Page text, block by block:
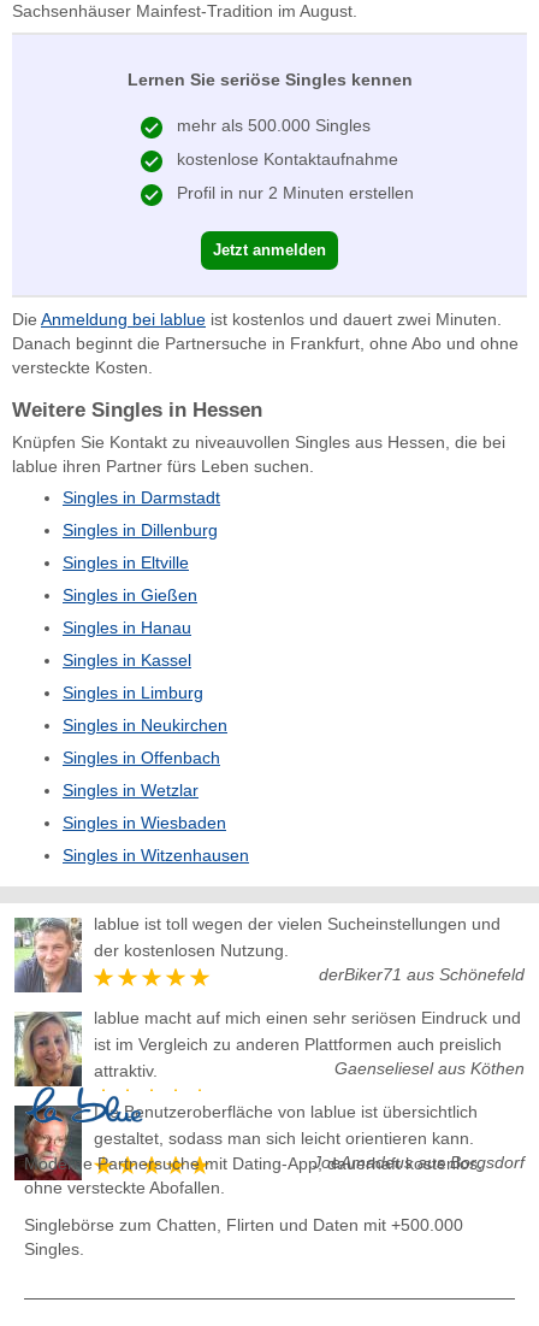
Sachsenhäuser Mainfest-Tradition im August.
Lernen Sie seriöse Singles kennen
mehr als 500.000 Singles
kostenlose Kontaktaufnahme
Profil in nur 2 Minuten erstellen
Jetzt anmelden
Die Anmeldung bei lablue ist kostenlos und dauert zwei Minuten.
Danach beginnt die Partnersuche in Frankfurt, ohne Abo und ohne
versteckte Kosten.
Weitere Singles in Hessen
Knüpfen Sie Kontakt zu niveauvollen Singles aus Hessen, die bei
lablue ihren Partner fürs Leben suchen.
Singles in Darmstadt
Singles in Dillenburg
Singles in Eltville
Singles in Gießen
Singles in Hanau
Singles in Kassel
Singles in Limburg
Singles in Neukirchen
Singles in Offenbach
Singles in Wetzlar
Singles in Wiesbaden
Singles in Witzenhausen
lablue ist toll wegen der vielen Sucheinstellungen und
der kostenlosen Nutzung.
derBiker71 aus Schönefeld
lablue macht auf mich einen sehr seriösen Eindruck und
ist im Vergleich zu anderen Plattformen auch preislich
attraktiv.
Gaenseliesel aus Köthen
Die Benutzeroberfläche von lablue ist übersichtlich
gestaltet, sodass man sich leicht orientieren kann.
JoeAmadeus aus Borgsdorf
Moderne Partnersuche mit Dating-App, dauerhaft kostenlos,
ohne versteckte Abofallen.
Singlebörse zum Chatten, Flirten und Daten mit +500.000
Singles.